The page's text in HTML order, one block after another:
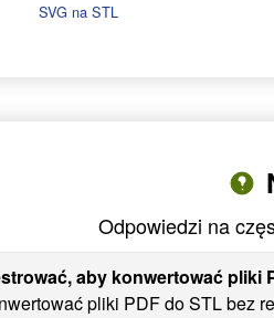
SVG na STL
Odpowiedzi na
aby konwertować pliki
pliki PDF do STL bez